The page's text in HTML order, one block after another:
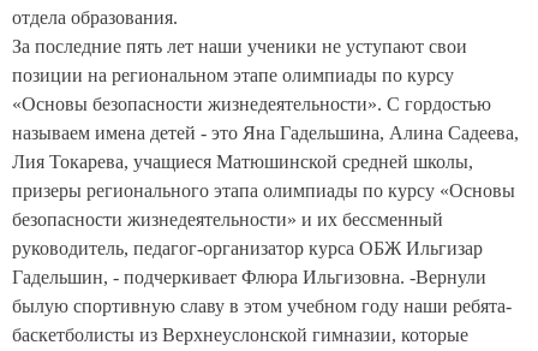
отдела образования.
За последние пять лет наши ученики не уступают свои
позиции на региональном этапе олимпиады по курсу
«Основы безопасности жизнедеятельности». С гордостью
называем имена детей - это Яна Гадельшина, Алина Садеева,
Лия Токарева, учащиеся Матюшинской средней школы,
призеры регионального этапа олимпиады по курсу «Основы
безопасности жизнедеятельности» и их бессменный
руководитель, педагог-организатор курса ОБЖ Ильгизар
Гадельшин, - подчеркивает Флюра Ильгизовна. -Вернули
былую спортивную славу в этом учебном году наши ребята-
баскетболисты из Верхнеуслонской гимназии, которые